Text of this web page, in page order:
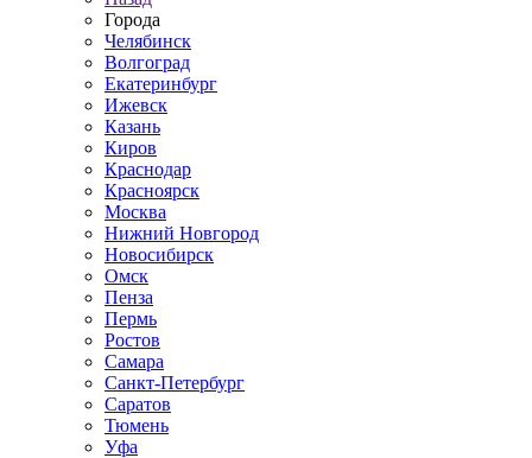
Города
Челябинск
Волгоград
Екатеринбург
Ижевск
Казань
Киров
Краснодар
Красноярск
Москва
Нижний Новгород
Новосибирск
Омск
Пенза
Пермь
Ростов
Самара
Санкт-Петербург
Саратов
Тюмень
Уфа